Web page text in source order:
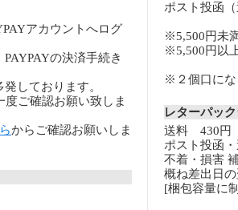
アカウントへログ
の決済手続き
しております。
度ご確認お願い致しま
からご確認お願いしま
ポスト投函（
※5,500円未
※5,500円以
※２個口にな
レターパッ
送料 430円
ポスト投函
不着・損害
概ね差出日
[梱包容量に